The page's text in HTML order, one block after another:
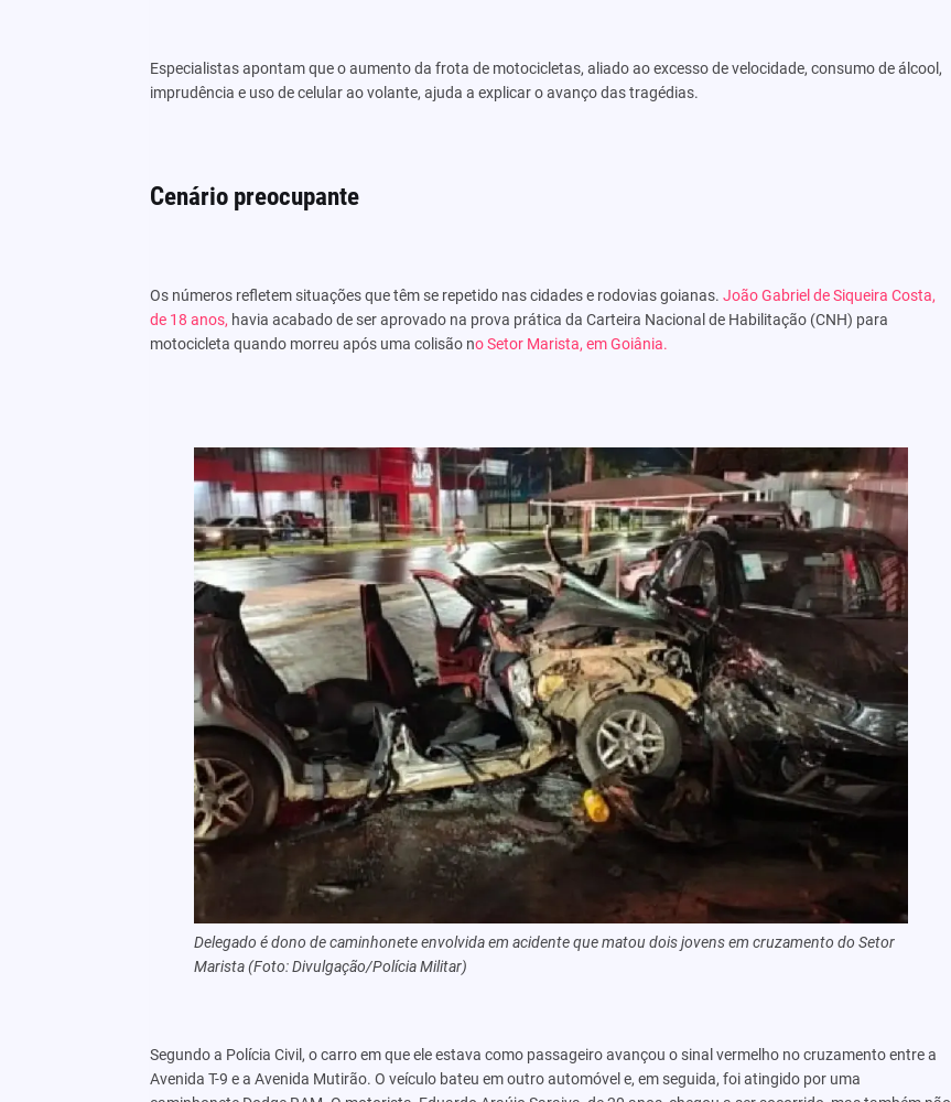
Especialistas apontam que o aumento da frota de motocicletas, aliado ao excesso de velocidade, consumo de álcool,
imprudência e uso de celular ao volante, ajuda a explicar o avanço das tragédias.
Cenário preocupante
Os números refletem situações que têm se repetido nas cidades e rodovias goianas. João Gabriel de Siqueira Costa,
de 18 anos, havia acabado de ser aprovado na prova prática da Carteira Nacional de Habilitação (CNH) para
motocicleta quando morreu após uma colisão no Setor Marista, em Goiânia.
Delegado é dono de caminhonete envolvida em acidente que matou dois jovens em cruzamento do Setor
Marista (Foto: Divulgação/Polícia Militar)
Segundo a Polícia Civil, o carro em que ele estava como passageiro avançou o sinal vermelho no cruzamento entre a
Avenida T-9 e a Avenida Mutirão. O veículo bateu em outro automóvel e, em seguida, foi atingido por uma